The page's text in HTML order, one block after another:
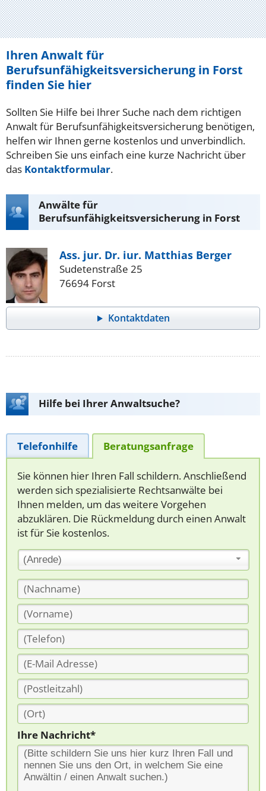
Ihren Anwalt für
Berufsunfähigkeitsversicherung in Forst
finden Sie hier
Sollten Sie Hilfe bei Ihrer Suche nach dem richtigen
Anwalt für Berufsunfähigkeitsversicherung benötigen,
helfen wir Ihnen gerne kostenlos und unverbindlich.
Schreiben Sie uns einfach eine kurze Nachricht über
das Kontaktformular.
Anwälte für
Berufsunfähigkeitsversicherung in Forst
Ass. jur. Dr. iur. Matthias Berger
Sudetenstraße 25
76694 Forst
Kontaktdaten
Hilfe bei Ihrer Anwaltsuche?
Telefonhilfe Beratungsanfrage
Sie können hier Ihren Fall schildern. Anschließend
werden sich spezialisierte Rechtsanwälte bei
Ihnen melden, um das weitere Vorgehen
abzuklären. Die Rückmeldung durch einen Anwalt
ist für Sie kostenlos.
(Anrede)
Ihre Nachricht*